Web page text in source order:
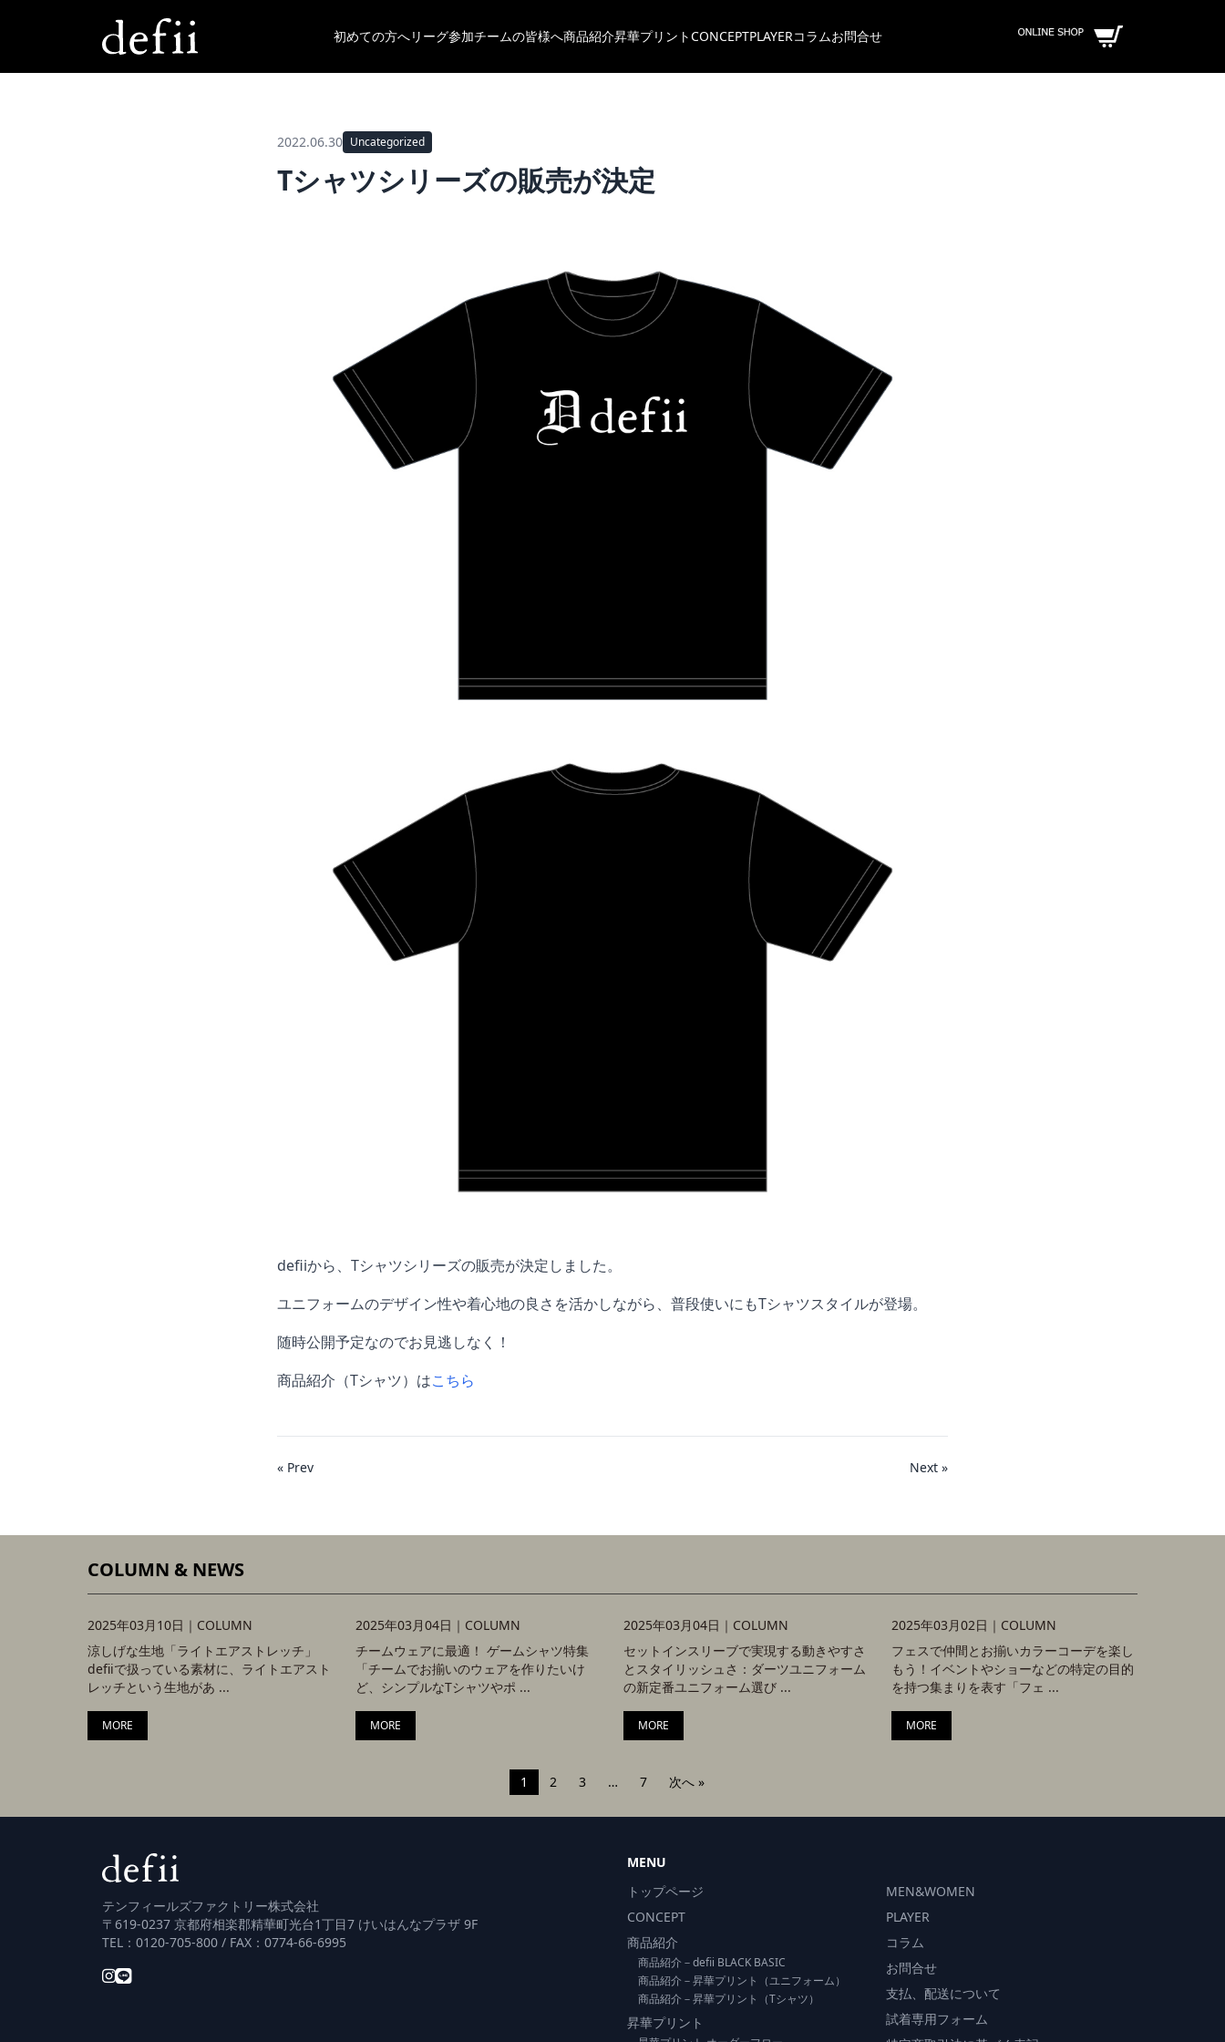
初めての方へリーグ参加チームの皆様へ商品紹介昇華プリントCONCEPTPLAYERコラムお問合せ
2022.06.30 Uncategorized
Tシャツシリーズの販売が決定
defiiから、Tシャツシリーズの販売が決定しました。
ユニフォームのデザイン性や着心地の良さを活かしながら、普段使いにもTシャツスタイルが登場。
随時公開予定なのでお見逃しなく！
商品紹介（Tシャツ）はこちら
« Prev Next »
COLUMN & NEWS
2025年03月10日｜ COLUMN
涼しげな生地「ライトエアストレッチ」
defiiで扱っている素材に、ライトエアスト
レッチという生地があ ...
MORE
2025年03月04日｜ COLUMN
チームウェアに最適！ ゲームシャツ特集
「チームでお揃いのウェアを作りたいけ
ど、シンプルなTシャツやポ ...
MORE
2025年03月04日｜ COLUMN
セットインスリーブで実現する動きやすさ
とスタイリッシュさ：ダーツユニフォーム
の新定番ユニフォーム選び ...
MORE
2025年03月02日｜ COLUMN
フェスで仲間とお揃いカラーコーデを楽し
もう！イベントやショーなどの特定の目的
を持つ集まりを表す「フェ ...
MORE
1 2 3 … 7 次へ »
テンフィールズファクトリー株式会社
〒619-0237 京都府相楽郡精華町光台1丁目7 けいはんなプラザ 9F
TEL：0120-705-800 / FAX：0774-66-6995
MENU
トップページ
CONCEPT
商品紹介
商品紹介－defii BLACK BASIC
商品紹介－昇華プリント（ユニフォーム）
商品紹介－昇華プリント（Tシャツ）
昇華プリント
MEN&WOMEN
PLAYER
コラム
お問合せ
支払、配送について
試着専用フォーム